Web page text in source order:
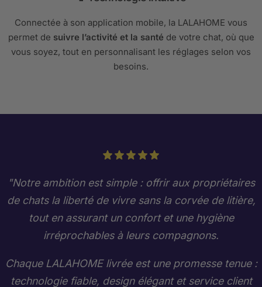
Connectée à son application mobile, la LALAHOME vous
permet de suivre l’activité et la santé de votre chat, où que
vous soyez, tout en personnalisant les réglages selon vos
besoins.
"Notre ambition est simple : offrir aux propriétaires
de chats la liberté de vivre sans la corvée de litière,
tout en assurant un confort et une hygiène
irréprochables à leurs compagnons.
Chaque LALAHOME livrée est une promesse tenue :
technologie fiable, design élégant et service client